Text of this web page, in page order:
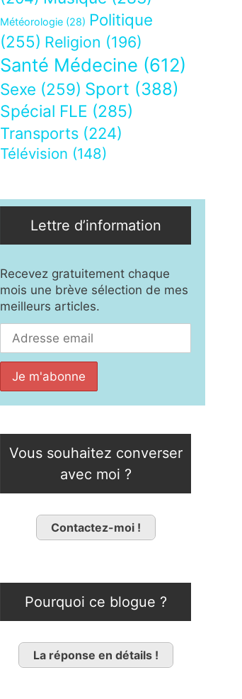
Météorologie (28) Politique
(255) Religion (196)
Santé Médecine (612)
Sexe (259) Sport (388)
Spécial FLE (285)
Transports (224)
Télévision (148)
Lettre d’information
Recevez gratuitement chaque
mois une brève sélection de mes
meilleurs articles.
Vous souhaitez converser
avec moi ?
Contactez-moi !
Pourquoi ce blogue ?
La réponse en détails !